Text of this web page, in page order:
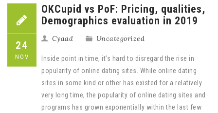
24
NOV
OKCupid vs PoF: Pricing, qualities,
Demographics evaluation in 2019
Cyaad Uncategorized
Inside point in time, it’s hard to disregard the rise in
popularity of online dating sites. While online dating
sites in some kind or other has existed for a relatively
very long time, the popularity of online dating sites and
programs has grown exponentially within the last few